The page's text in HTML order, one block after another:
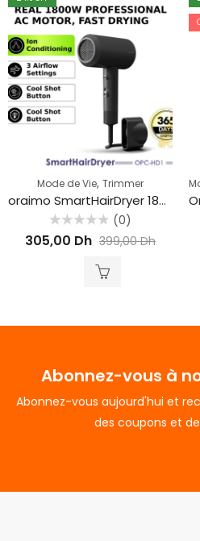
Mode de Vie, Trimmer
oraimo SmartHairDryer 1800W d’ions négatifs sèche-cheveux
Rated
0
(0)
305,00 Dh 399,00Dh
Abonnez-vous à
Abonnez-vous aujourd'hui et
des coupons et